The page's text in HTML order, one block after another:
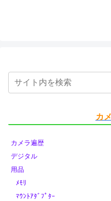
カ
カメラ遍歴
デジタル
用品
ﾒﾓﾘ
ﾏｳﾝﾄｱﾀﾞﾌﾟﾀｰ